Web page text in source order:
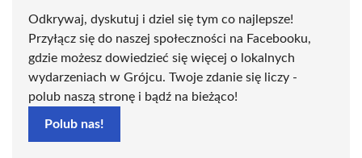
Odkrywaj, dyskutuj i dziel się tym co najlepsze!
Przyłącz się do naszej społeczności na Facebooku,
gdzie możesz dowiedzieć się więcej o lokalnych
wydarzeniach w Grójcu. Twoje zdanie się liczy -
polub naszą stronę i bądź na bieżąco!
Polub nas!